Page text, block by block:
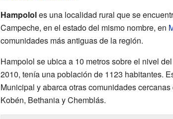
Hampololes una localidad rural que se
Campeche, en el estado del mismo nombre, en
comunidades más antiguas de la región.
Hampolol se ubica a 10 metros sobre el nivel
2010, tenía una población de 1123 habitantes.
Municipal y abarca otras comunidades
Kobén, Bethania y Chemblás.